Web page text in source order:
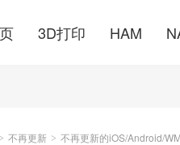
3D打印 HAM
> 不再更新 > 不再更新的iOS/Android/WM